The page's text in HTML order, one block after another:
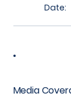
Date:
Media